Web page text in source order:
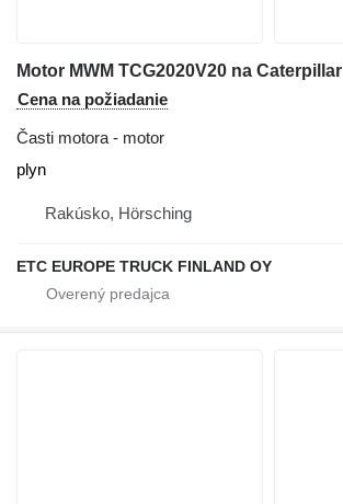
Motor MWM TCG2020V20 na Caterpillar
Cena na požiadanie
Časti motora - motor
plyn
Rakúsko, Hörsching
ETC EUROPE TRUCK FINLAND OY